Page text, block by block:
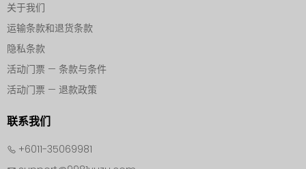
关于我们
运输条款和退货条款
隐私条款
活动门票 — 条款与条件
活动门票 — 退款政策
联系我们
+6011-35069981